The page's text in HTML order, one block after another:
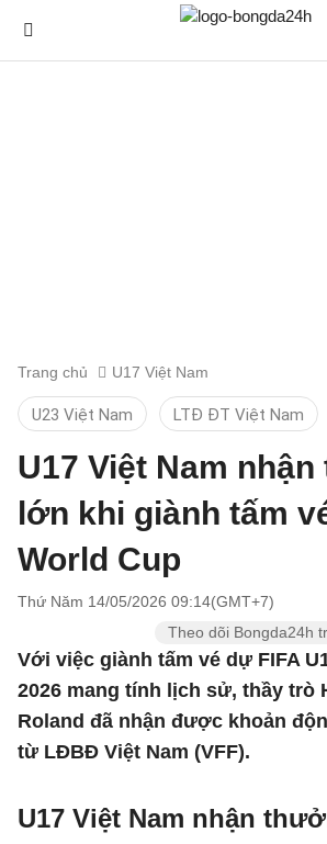
Trang chủ U17 Việt Nam
U23 Việt Nam LTĐ ĐT Việt Nam
U17 Việt Nam
lớn khi giành tấm
World Cup
Thứ Năm 14/05/2026 09:14(GMT+7)
Theo dõi Bongda24h
Với việc giành tấm vé dự FIFA
2026 mang tính lịch sử, thầy trò
Roland đã nhận được khoản
từ LĐBĐ Việt Nam (VFF).
U17 Việt Nam nhận